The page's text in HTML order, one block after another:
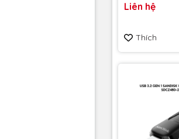
SDCZIC-
5 năm
Liên hệ
Thích